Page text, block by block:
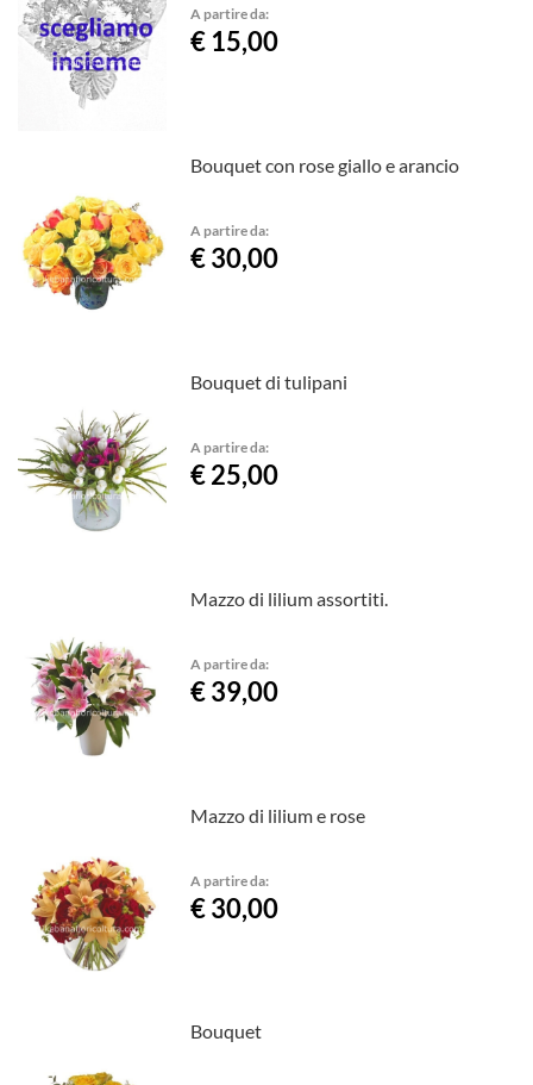
A partire da:
€ 15,00
Bouquet con rose giallo e arancio
A partire da:
€ 30,00
Bouquet di tulipani
A partire da:
€ 25,00
Mazzo di lilium assortiti.
A partire da:
€ 39,00
Mazzo di lilium e rose
A partire da:
€ 30,00
Bouquet